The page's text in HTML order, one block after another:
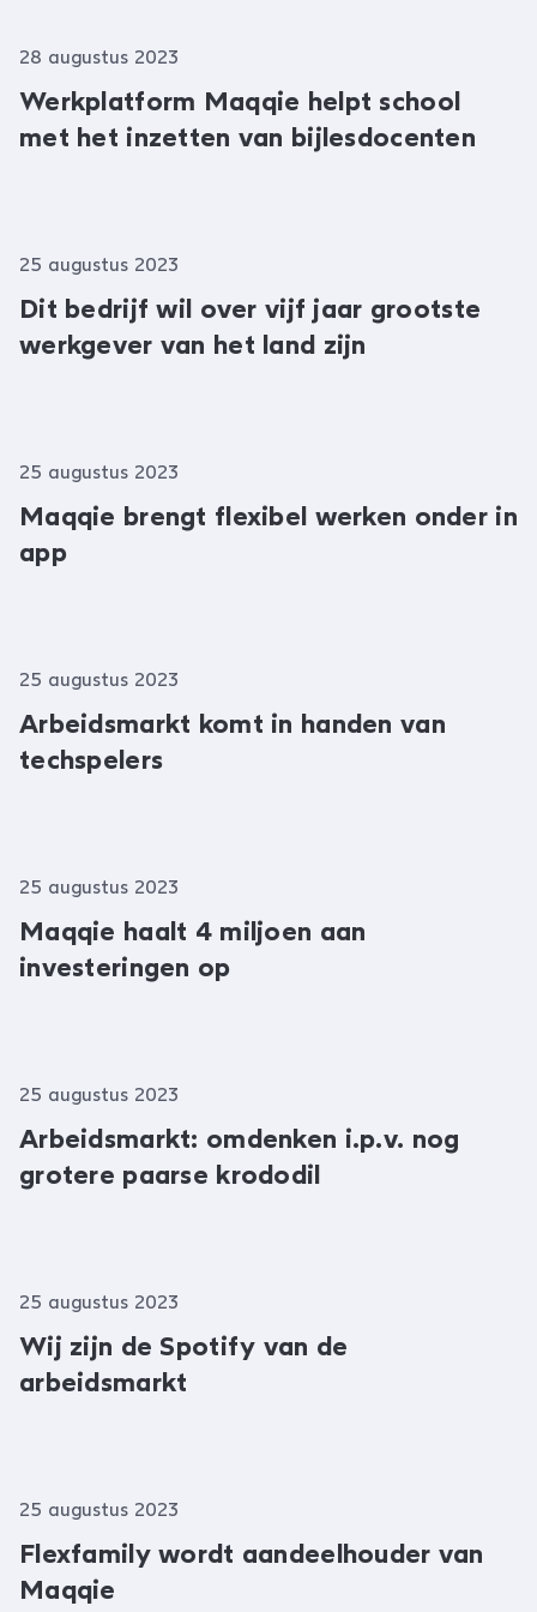
28 augustus 2023
Werkplatform Maqqie helpt school
met het inzetten van bijlesdocenten
25 augustus 2023
Dit bedrijf wil over vijf jaar grootste
werkgever van het land zijn
25 augustus 2023
Maqqie brengt flexibel werken onder in
app
25 augustus 2023
Arbeidsmarkt komt in handen van
techspelers
25 augustus 2023
Maqqie haalt 4 miljoen aan
investeringen op
25 augustus 2023
Arbeidsmarkt: omdenken i.p.v. nog
grotere paarse krododil
25 augustus 2023
Wij zijn de Spotify van de
arbeidsmarkt
25 augustus 2023
Flexfamily wordt aandeelhouder van
Maqqie